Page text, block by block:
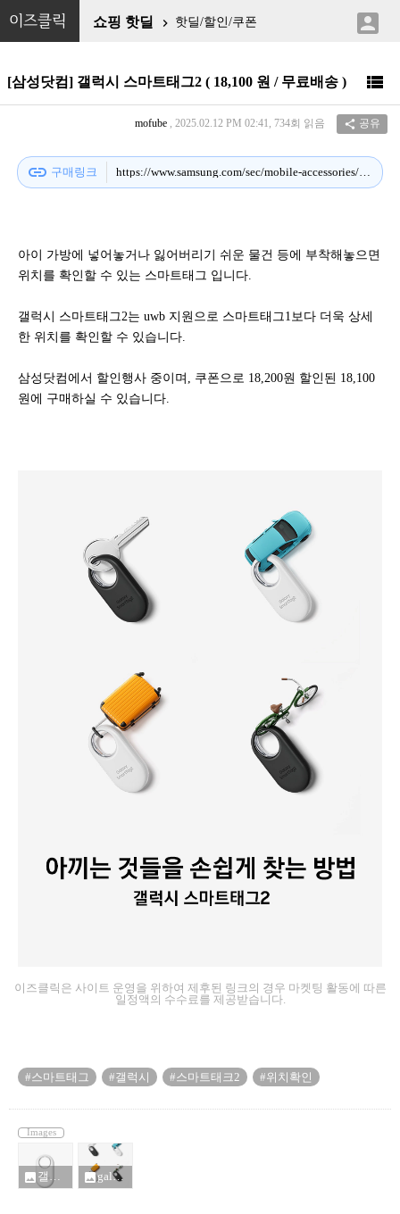
이즈클릭 쇼핑 핫딜  핫딜/할인/쿠폰 
[삼성닷컴] 갤럭시 스마트태그2 ( 18,100 원 / 무료배송 ) 
mofube , 2025.02.12 PM 02:41, 734회 읽음  공유
link 구매링크 https://www.samsung.com/sec/mobile-accessories/galaxy-smart-tag-2/EI-T5600BWEGKR/
아이 가방에 넣어놓거나 잃어버리기 쉬운 물건 등에 부착해놓으면
위치를 확인할 수 있는 스마트태그 입니다.
갤럭시 스마트태그2는 uwb 지원으로 스마트태그1보다 더욱 상세
한 위치를 확인할 수 있습니다.
삼성닷컴에서 할인행사 중이며, 쿠폰으로 18,200원 할인된 18,100
원에 구매하실 수 있습니다.
이즈클릭은 사이트 운영을 위하여 제후된 링크의 경우 마켓팅 활동에 따른
일정액의 수수료를 제공받습니다.
#스마트태그 #갤럭시 #스마트태크2 #위치확인
Images
photo 갤럭시 스마트태그2_11285303.png photogalaxy smarttag2_11285303.png